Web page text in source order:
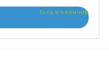
Есть в наличии